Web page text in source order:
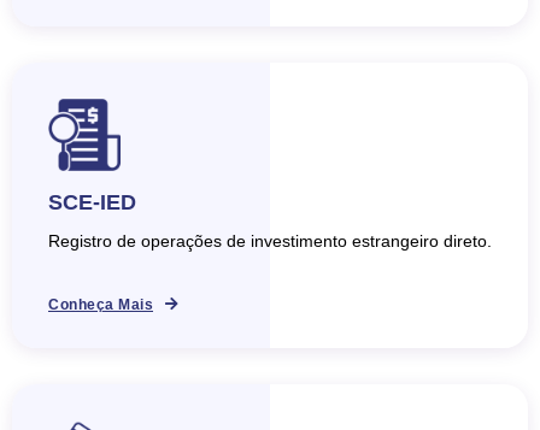
SCE-IED
Registro de operações de investimento estrangeiro direto.
Conheça Mais